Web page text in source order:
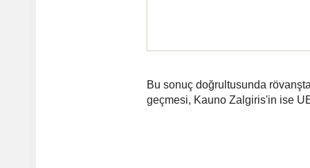
Bu sonuç doğrultusunda
geçmesi, Kauno Zalgiris'in ise